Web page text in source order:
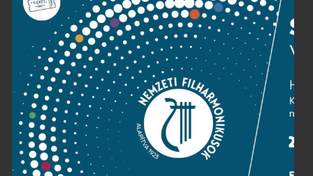
Adatvédelem
Impresszum
NEMZETI
FILHARMONIKUSOK